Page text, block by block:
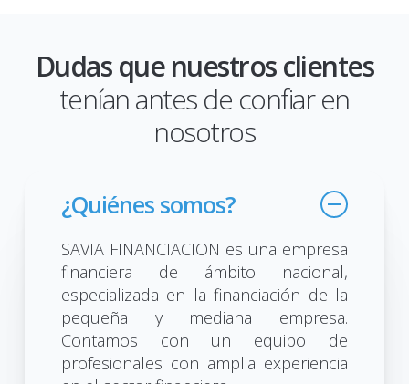
Dudas que nuestros clientes
tenían antes de confiar en
nosotros
¿Quiénes somos?
SAVIA FINANCIACION es una empresa
financiera de ámbito nacional,
especializada en la financiación de la
pequeña y mediana empresa.
Contamos con un equipo de
profesionales con amplia experiencia